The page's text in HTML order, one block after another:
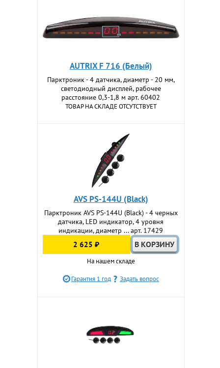
AUTRIX F 716 (Белый)
Парктроник - 4 датчика, диаметр - 20 мм,
светодиодный дисплей, рабочее
расстояние 0,3-1,8 м арт. 60402
ТОВАР НА СКЛАДЕ ОТСУТСТВУЕТ
AVS PS-144U (Black)
Парктроник AVS PS-144U (Black) - 4 черных
датчика, LED индикатор, 4 уровня
индикации, диаметр ... арт. 17429
2 625 ₽
На нашем складе
Гарантия 1 год Задать вопрос